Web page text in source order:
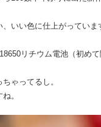
いい色に仕上がっていま
リチウム電池（初め
ゃってるし。
。